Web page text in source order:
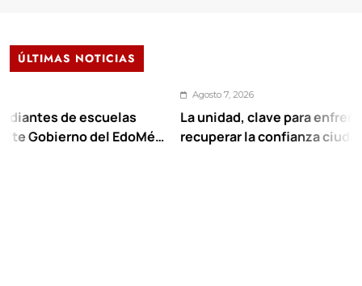
ÚLTIMAS NOTICIAS
de escuelas
del EdoMéx
Agosto 7, 2026
La unidad, clave para enfrentar los
recuperar la confianza ciudadana: